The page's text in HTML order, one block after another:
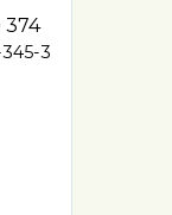
374
3